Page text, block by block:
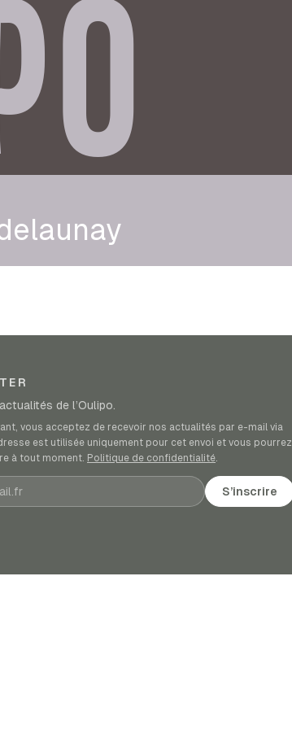
de l’Oulipo.
vous acceptez de recevoir nos actualités par e-mail via
est utilisée uniquement pour cet envoi et vous pourrez
à tout moment. Politique de confidentialité.
S’inscrire